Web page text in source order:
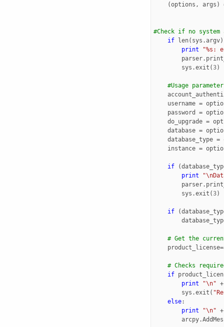
(options , args )
#Check if no system
if
len( sys .argv)
print
"%s :
parser.
sys .exit (3)
#Usage
username =
password
=
do_upgrade =
database =
database_type =
instance =
if (
print
"\n
parser.
sys .exit (3)
if (
# Get the
product_license=
# Checks
if
print
"\n" +
sys .exit (
else:
print
"\n" +
arcpy.